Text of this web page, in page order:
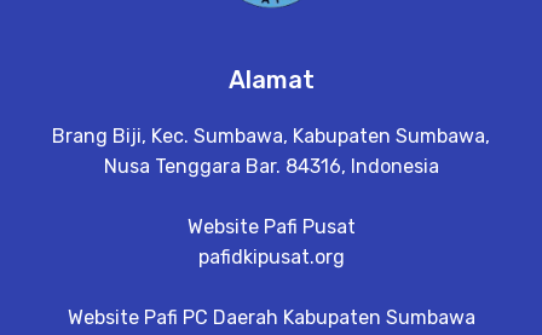
Alamat
Brang Biji, Kec. Sumbawa, Kabupaten Sumbawa,
Nusa Tenggara Bar. 84316, Indonesia
Website Pafi Pusat
pafidkipusat.org
Website Pafi PC Daerah Kabupaten Sumbawa